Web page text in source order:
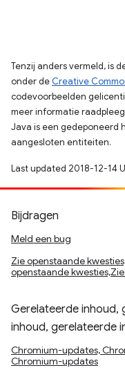
Tenzij anders vermeld, is
onder de Creative
codevoorbeelden
meer informatie
Java is een gedeponeerd
aangesloten entiteiten.
Last updated 2018-12-14
Bijdragen
Meld een bug
Zie openstaande
openstaande
Gerelateerde inhoud,
inhoud, gerelateerde
Chromium-updates,
Chromium-updates